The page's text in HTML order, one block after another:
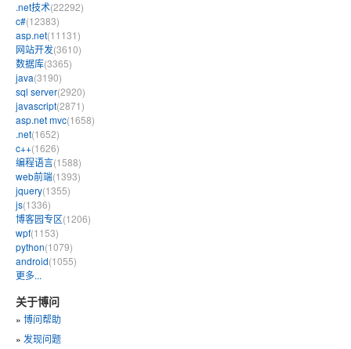
.net技术(22292)
c#(12383)
asp.net(11131)
网站开发(3610)
数据库(3365)
java(3190)
sql server(2920)
javascript(2871)
asp.net mvc(1658)
.net(1652)
c++(1626)
编程语言(1588)
web前端(1393)
jquery(1355)
js(1336)
博客园专区(1206)
wpf(1153)
python(1079)
android(1055)
更多...
关于博问
» 博问帮助
» 发现问题